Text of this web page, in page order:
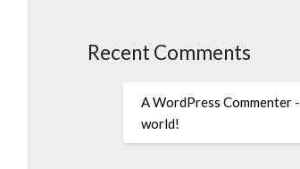
Recent Comments
A WordPress Commenter-
world!